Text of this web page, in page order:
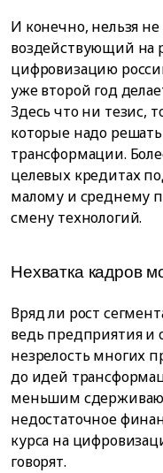
И конечно, нельзя
воздействующий на
цифровизацию
уже второй год
Здесь что ни тезис,
которые надо
трансформации.
целевых кредитах
малому и среднему
смену технологий.
Нехватка кадров
Вряд ли рост
ведь предприятия и
незрелость многих
до идей
меньшим
недостаточное
курса на
говорят.